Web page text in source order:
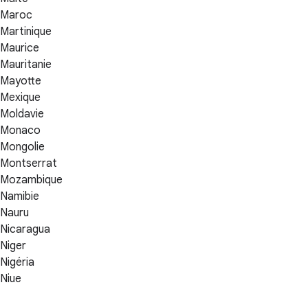
Maroc
Martinique
Maurice
Mauritanie
Mayotte
Mexique
Moldavie
Monaco
Mongolie
Montserrat
Mozambique
Namibie
Nauru
Nicaragua
Niger
Nigéria
Niue